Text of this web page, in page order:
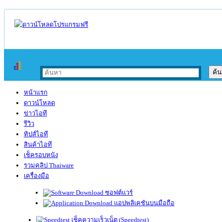
หน้าแรก
ดาวน์โหลด
ข่าวไอที
รีวิว
ทิปส์ไอที
สินค้าไอที
เช็ครอบหนัง
รวมคลิป Thaiware
เครื่องมือ
ซอฟต์แวร์
แอปพลิเคชันบนมือถือ
เช็คความเร็วเน็ต (Speedtest)